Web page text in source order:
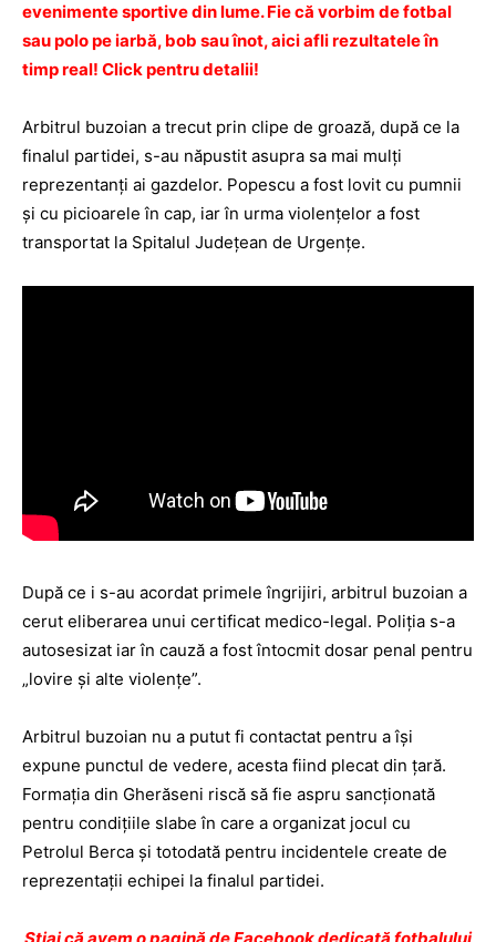
evenimente sportive din lume. Fie că vorbim de fotbal
sau polo pe iarbă, bob sau înot, aici afli rezultatele în
timp real! Click pentru detalii!
Arbitrul buzoian a trecut prin clipe de groază, după ce la
finalul partidei, s-au năpustit asupra sa mai mulţi
reprezentanţi ai gazdelor. Popescu a fost lovit cu pumnii
şi cu picioarele în cap, iar în urma violenţelor a fost
transportat la Spitalul Judeţean de Urgenţe.
După ce i s-au acordat primele îngrijiri, arbitrul buzoian a
cerut eliberarea unui certificat medico-legal. Poliţia s-a
autosesizat iar în cauză a fost întocmit dosar penal pentru
„lovire şi alte violenţe”.
Arbitrul buzoian nu a putut fi contactat pentru a îşi
expune punctul de vedere, acesta fiind plecat din ţară.
Formaţia din Gherăseni riscă să fie aspru sancţionată
pentru condiţiile slabe în care a organizat jocul cu
Petrolul Berca şi totodată pentru incidentele create de
reprezentaţii echipei la finalul partidei.
Ştiai că avem o pagină de Facebook dedicată fotbalului